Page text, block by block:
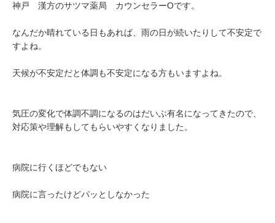
神戸 漢方のサツマ薬局 カウンセラーOです。
なんだか晴れている日もあれば、雨の日が続いたりして不安定で
すよね。
天候が不安定だと体調も不安定になる方もいますよね。
気圧の変化で体調不調になるのはだいぶ有名になってきたので、
対応策や理解もしてもらいやすくなりました。
病院に行くほどでもない
病院に言ったけどパッとしなかった